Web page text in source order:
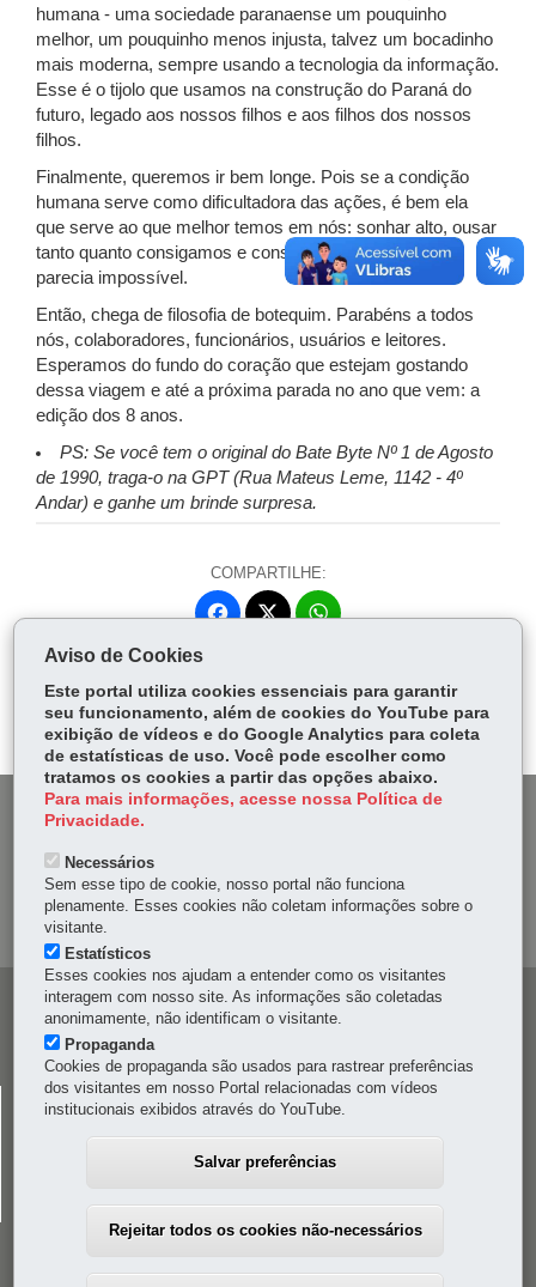
humana - uma sociedade paranaense um pouquinho
melhor, um pouquinho menos injusta, talvez um bocadinho
mais moderna, sempre usando a tecnologia da informação.
Esse é o tijolo que usamos na construção do Paraná do
futuro, legado aos nossos filhos e aos filhos dos nossos
filhos.
Finalmente, queremos ir bem longe. Pois se a condição
humana serve como dificultadora das ações, é bem ela
que serve ao que melhor temos em nós: sonhar alto, ousar
tanto quanto consigamos e construir algo que a priori
parecia impossível.
Então, chega de filosofia de botequim. Parabéns a todos
nós, colaboradores, funcionários, usuários e leitores.
Esperamos do fundo do coração que estejam gostando
dessa viagem e até a próxima parada no ano que vem: a
edição dos 8 anos.
PS: Se você tem o original do Bate Byte Nº 1 de Agosto
de 1990, traga-o na GPT (Rua Mateus Leme, 1142 - 4º
Andar) e ganhe um brinde surpresa.
COMPARTILHE:
Fa
ok
itt
er
W
Ap
p
DENUNCIE CORRUPÇÃO
OUVIDORIA
Navegação
principal
CELEPAR
Rua Mateus Leme, 1561 - Bom Retiro-80520-174-Curitiba
MAPA
41 3200-5000
Aviso de Cookies
Este portal utiliza cookies essenciais para garantir
seu funcionamento, além de cookies do YouTube para
exibição de vídeos e do Google Analytics para coleta
de estatísticas de uso. Você pode escolher como
tratamos os cookies a partir das opções abaixo.
Para mais informações, acesse nossa Política de
Privacidade.
Necessários
Sem esse tipo de cookie, nosso portal não funciona
plenamente. Esses cookies não coletam informações sobre o
visitante.
Estatísticos
Esses cookies nos ajudam a entender como os visitantes
interagem com nosso site. As informações são coletadas
anonimamente, não identificam o visitante.
Propaganda
Cookies de propaganda são usados para rastrear preferências
dos visitantes em nosso Portal relacionadas com vídeos
institucionais exibidos através do YouTube.
Salvar preferências
Rejeitar todos os cookies não-necessários